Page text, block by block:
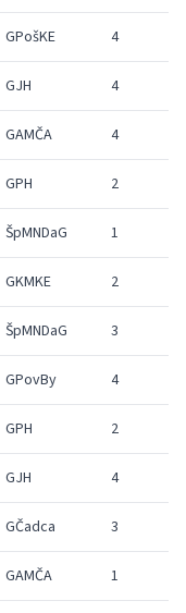
GPošKE 4
GJH 4
GAMČA 4
GPH 2
ŠpMNDaG 1
GKMKE 2
ŠpMNDaG 3
GPovBy 4
GPH 2
GJH 4
GČadca 3
GAMČA 1